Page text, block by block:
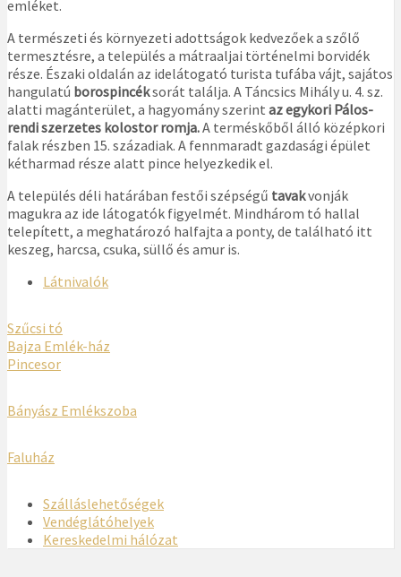
emléket.
A természeti és környezeti adottságok kedvezőek a szőlő
termesztésre, a település a mátraaljai történelmi borvidék
része. Északi oldalán az idelátogató turista tufába vájt, sajátos
hangulatú borospincéksorát találja. A Táncsics Mihály u. 4. sz.
alatti magánterület, a hagyomány szerint az egykori Pálos-
rendi szerzetes kolostor romja.A terméskőből álló középkori
falak részben 15. századiak. A fennmaradt gazdasági épület
kétharmad része alatt pince helyezkedik el.
A település déli határában festői szépségű tavakvonják
magukra az ide látogatók figyelmét. Mindhárom tó hallal
telepített, a meghatározó halfajta a ponty, de található itt
keszeg, harcsa, csuka, süllő és amur is.
Látnivalók
Szűcsi tó
Bajza Emlék-ház
Pincesor
Bányász Emlékszoba
Faluház
Szálláslehetőségek
Vendéglátóhelyek
Kereskedelmi hálózat